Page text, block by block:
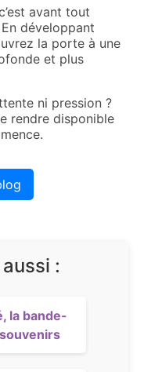
avant tout
développant
la porte à une
et plus
ni pression ?
rendre disponible
:
la bande-